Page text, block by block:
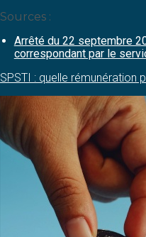
Sources :
Arrêté du 22 septembre
correspondant par le
SPSTI : quelle rémunération